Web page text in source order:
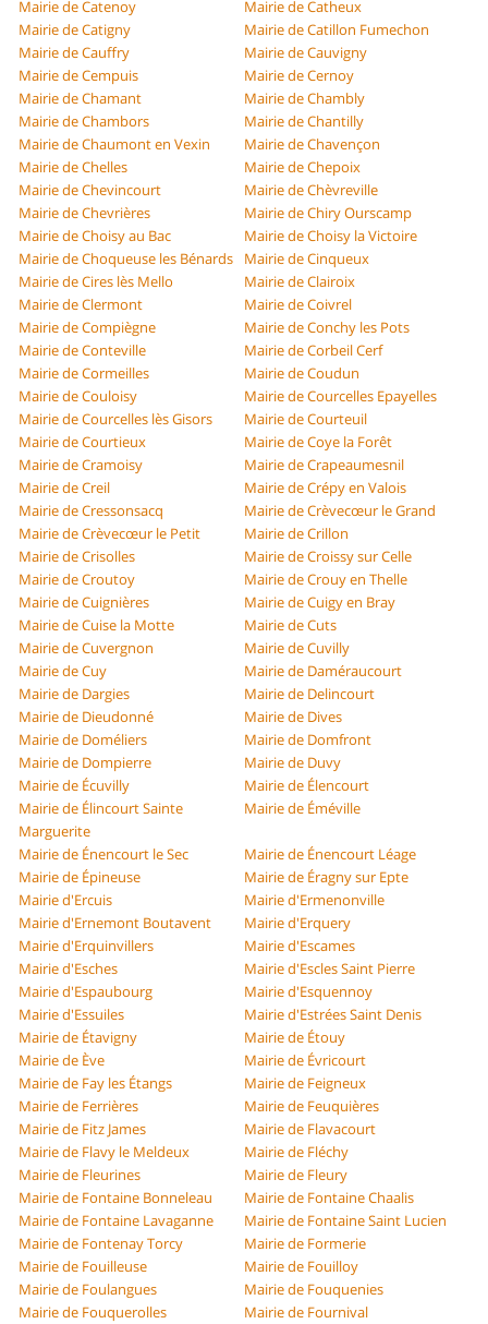
Mairie de Catenoy
Mairie de Catheux
Mairie de Catigny
Mairie de Catillon Fumechon
Mairie de Cauffry
Mairie de Cauvigny
Mairie de Cempuis
Mairie de Cernoy
Mairie de Chamant
Mairie de Chambly
Mairie de Chambors
Mairie de Chantilly
Mairie de Chaumont en Vexin
Mairie de Chavençon
Mairie de Chelles
Mairie de Chepoix
Mairie de Chevincourt
Mairie de Chèvreville
Mairie de Chevrières
Mairie de Chiry Ourscamp
Mairie de Choisy au Bac
Mairie de Choisy la Victoire
Mairie de Choqueuse les Bénards
Mairie de Cinqueux
Mairie de Cires lès Mello
Mairie de Clairoix
Mairie de Clermont
Mairie de Coivrel
Mairie de Compiègne
Mairie de Conchy les Pots
Mairie de Conteville
Mairie de Corbeil Cerf
Mairie de Cormeilles
Mairie de Coudun
Mairie de Couloisy
Mairie de Courcelles Epayelles
Mairie de Courcelles lès Gisors
Mairie de Courteuil
Mairie de Courtieux
Mairie de Coye la Forêt
Mairie de Cramoisy
Mairie de Crapeaumesnil
Mairie de Creil
Mairie de Crépy en Valois
Mairie de Cressonsacq
Mairie de Crèvecœur le Grand
Mairie de Crèvecœur le Petit
Mairie de Crillon
Mairie de Crisolles
Mairie de Croissy sur Celle
Mairie de Croutoy
Mairie de Crouy en Thelle
Mairie de Cuignières
Mairie de Cuigy en Bray
Mairie de Cuise la Motte
Mairie de Cuts
Mairie de Cuvergnon
Mairie de Cuvilly
Mairie de Cuy
Mairie de Daméraucourt
Mairie de Dargies
Mairie de Delincourt
Mairie de Dieudonné
Mairie de Dives
Mairie de Doméliers
Mairie de Domfront
Mairie de Dompierre
Mairie de Duvy
Mairie de Écuvilly
Mairie de Élencourt
Mairie de Élincourt Sainte
Marguerite
Mairie de Éméville
Mairie de Énencourt le Sec
Mairie de Énencourt Léage
Mairie de Épineuse
Mairie de Éragny sur Epte
Mairie d'Ercuis
Mairie d'Ermenonville
Mairie d'Ernemont Boutavent
Mairie d'Erquery
Mairie d'Erquinvillers
Mairie d'Escames
Mairie d'Esches
Mairie d'Escles Saint Pierre
Mairie d'Espaubourg
Mairie d'Esquennoy
Mairie d'Essuiles
Mairie d'Estrées Saint Denis
Mairie de Étavigny
Mairie de Étouy
Mairie de Ève
Mairie de Évricourt
Mairie de Fay les Étangs
Mairie de Feigneux
Mairie de Ferrières
Mairie de Feuquières
Mairie de Fitz James
Mairie de Flavacourt
Mairie de Flavy le Meldeux
Mairie de Fléchy
Mairie de Fleurines
Mairie de Fleury
Mairie de Fontaine Bonneleau
Mairie de Fontaine Chaalis
Mairie de Fontaine Lavaganne
Mairie de Fontaine Saint Lucien
Mairie de Fontenay Torcy
Mairie de Formerie
Mairie de Fouilleuse
Mairie de Fouilloy
Mairie de Foulangues
Mairie de Fouquenies
Mairie de Fouquerolles
Mairie de Fournival